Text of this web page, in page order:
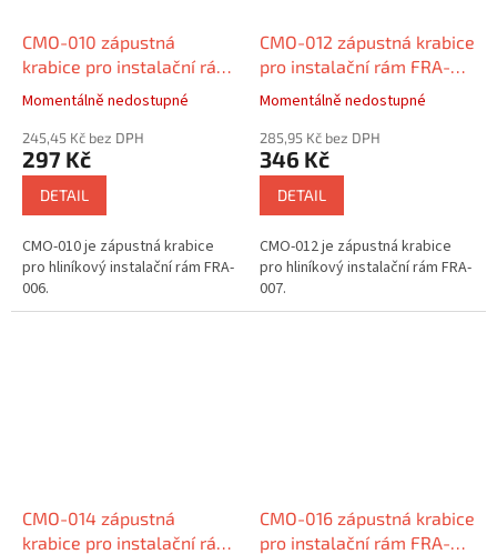
CMO-010 zápustná
krabice pro instalační rám
FRA-006
Momentálně nedostupné
245,45 Kč bez DPH
297 Kč
DETAIL
CMO-010 je zápustná krabice
pro hliníkový instalační rám FRA-
006.
CMO-012 zápustná krabice
pro instalační rám FRA-
007
Momentálně nedostupné
285,95 Kč bez DPH
346 Kč
DETAIL
CMO-012 je zápustná krabice
pro hliníkový instalační rám FRA-
007.
CMO-014 zápustná
krabice pro instalační rám
CMO-016 zápustná krabice
pro instalační rám FRA-